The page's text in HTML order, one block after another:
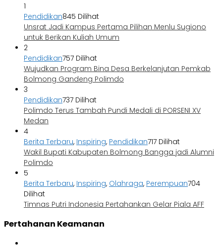
1
Pendidikan845 Dilihat
Unsrat Jadi Kampus Pertama Pilihan Menlu Sugiono
untuk Berikan Kuliah Umum
2
Pendidikan757 Dilihat
Wujudkan Program Bina Desa Berkelanjutan Pemkab
Bolmong Gandeng Polimdo
3
Pendidikan737 Dilihat
Polimdo Terus Tambah Pundi Medali di PORSENI XV
Medan
4
Berita Terbaru, Inspiring, Pendidikan717 Dilihat
Wakil Bupati Kabupaten Bolmong Bangga jadi Alumni
Polimdo
5
Berita Terbaru, Inspiring, Olahraga, Perempuan704
Dilihat
Timnas Putri Indonesia Pertahankan Gelar Piala AFF
Pertahanan Keamanan